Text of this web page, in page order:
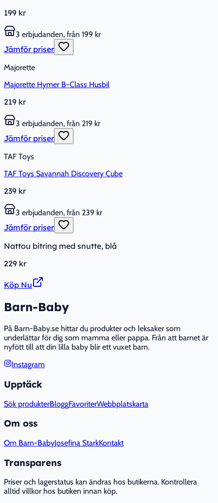
199 kr
3 erbjudanden, från 199 kr
Jämför priser
Majorette
Majorette Hymer B-Class Husbil
219 kr
3 erbjudanden, från 219 kr
Jämför priser
TAF Toys
TAF Toys Savannah Discovery Cube
239 kr
3 erbjudanden, från 239 kr
Jämför priser
Nattou bitring med snutte, blå
229 kr
Köp Nu
Barn-Baby
På Barn-Baby.se hittar du produkter och leksaker som
underlättar för dig som mamma eller pappa. Från att barnet är
nyfött till att din lilla baby blir ett vuxet barn.
Instagram
Upptäck
Sök produkterBloggFavoriterWebbplatskarta
Om oss
Om Barn-BabyJosefina StarkKontakt
Transparens
Priser och lagerstatus kan ändras hos butikerna. Kontrollera
alltid villkor hos butiken innan köp.